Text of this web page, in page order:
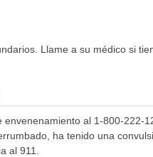
Llame a su médico si
al 1-800-222-
ha tenido una
al 911.